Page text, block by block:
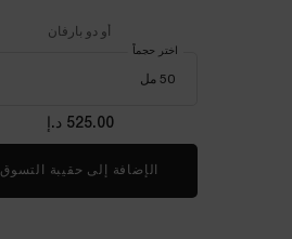
أو دو بارفان
اختر حجماً
525.00 د.إ
الإضافة إلى حقيبة التسوق